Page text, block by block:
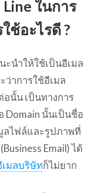
ในการ
ช้อะไรดี ?
นำให้ใช้เป็นอีเมล
ว่าการใช้อีเมล
อนั้น เป็นทางการ
Domain นั้นเป็นชื่อ
ลไฟล์และรูปภาพที่
Email) ได้
มลบริษัทก็ไม่ยาก